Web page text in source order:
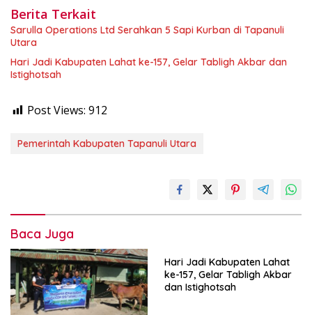
Berita Terkait
Sarulla Operations Ltd Serahkan 5 Sapi Kurban di Tapanuli
Utara
Hari Jadi Kabupaten Lahat ke-157, Gelar Tabligh Akbar dan
Istighotsah
Post Views: 912
Pemerintah Kabupaten Tapanuli Utara
Baca Juga
Hari Jadi Kabupaten Lahat
ke-157, Gelar Tabligh Akbar
dan Istighotsah